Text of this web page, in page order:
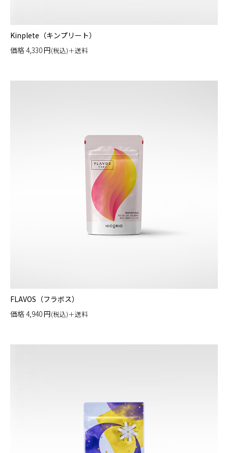
Kinplete（キンプリート）
価格4,330円(税込)＋送料
FLAVOS（フラボス）
価格4,940円(税込)＋送料